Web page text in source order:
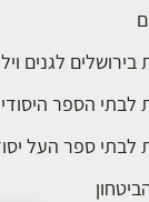
בירושלים לגנים
לבתי הספר
לבתי ספר העל